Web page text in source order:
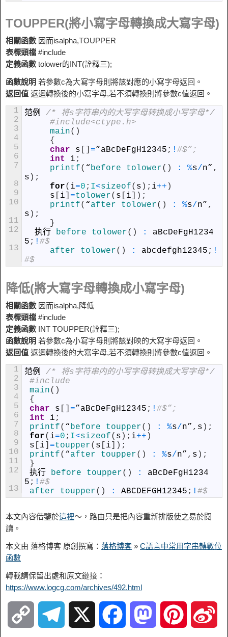
TOUPPER(將小寫字母轉換成大寫字母)
相關函數因而isalpha,TOUPPER
表標頭檔 #include
定義函數tolower的INT(詮釋三);
函數說明 若參數c為大寫字母則將該對應的小寫字母返回。
返回值 返迴轉換後的小寫字母,若不須轉換則將參數c值返回。
1
2
3
4
5
6
7
8
9
10
11
12
13
范例
/* 将s字符串内的大写字母转换成小写字母*/
#include<ctype.h>
main( )
{
char
s =”aBcDeFgH12345 ; ! #$”;
int
i ;
printf( “before tolower( ) : %s/n” ,
s ) ;
for( i=0 ; I<sizeof( s ) ; i++ )
s
i =tolower( s i ) ;
printf( “after tolower( ) : %s/n” ,
s ) ;
}
执行
before tolower( ) :
aBcDeFgH1234
5 ; ! #$
after tolower( ) : abcdefgh12345 ; !
#$
降低(將大寫字母轉換成小寫字母)
相關函數因而isalpha,降低
表標頭檔 #include
定義函數INT TOUPPER(詮釋三);
函數說明 若參數c為小寫字母則將該對映的大寫字母返回。
返回值 返迴轉換後的大寫字母,若不須轉換則將參數c值返回。
1
2
3
4
5
6
7
8
9
10
11
12
13
范例
/* 将s字符串内的小写字母转换成大写字母*/
#include
main( )
{
char
s =”aBcDeFgH12345 ; ! #$”;
int
i ;
printf( “before toupper( ) : %s/n” , s ) ;
for( i=0 ; I<sizeof( s ) ; i++ )
s
i =toupper( s i ) ;
printf( “after toupper( ) : %s/n” , s ) ;
}
执行
before toupper( ) :
aBcDeFgH1234
5 ; ! #$
after toupper( ) : ABCDEFGH12345 ; ! #$
本文內容借鑒於這裡〜，路由只是把內容重新排版使之易於閱
讀。
本文由 落格博客 原創撰寫： 落格博客 » C語言中常用字串轉數位
函數
轉載請保留出處和原文鏈接：
https://www.logcg.com/archives/492.html